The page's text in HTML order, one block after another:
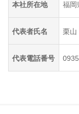
本社所在地 福岡
代表者氏名 栗
代表電話番号